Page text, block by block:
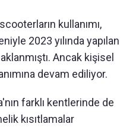
kullanımı,
2023 yılında yapılan
Ancak kişisel
devam ediliyor.
farklı kentlerinde de
kısıtlamalar